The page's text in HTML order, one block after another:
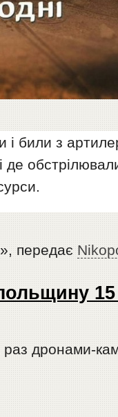
били з
», передає
дронами-